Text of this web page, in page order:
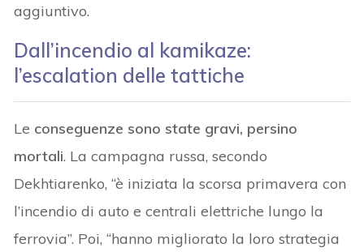
aggiuntivo.
Dall’incendio al kamikaze:
l’escalation delle tattiche
Le conseguenze sono state gravi, persino
mortali. La campagna russa, secondo
Dekhtiarenko, “è iniziata la scorsa primavera con
l’incendio di auto e centrali elettriche lungo la
ferrovia”. Poi, “hanno migliorato la loro strategia